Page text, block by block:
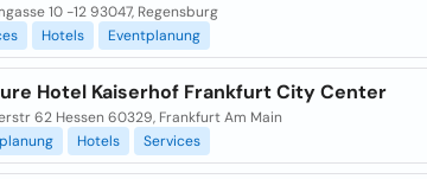
10 -12 93047, Regensburg
Hotels Eventplanung
Hotel Kaiserhof Frankfurt City Center
62 Hessen 60329, Frankfurt Am Main
Hotels Services